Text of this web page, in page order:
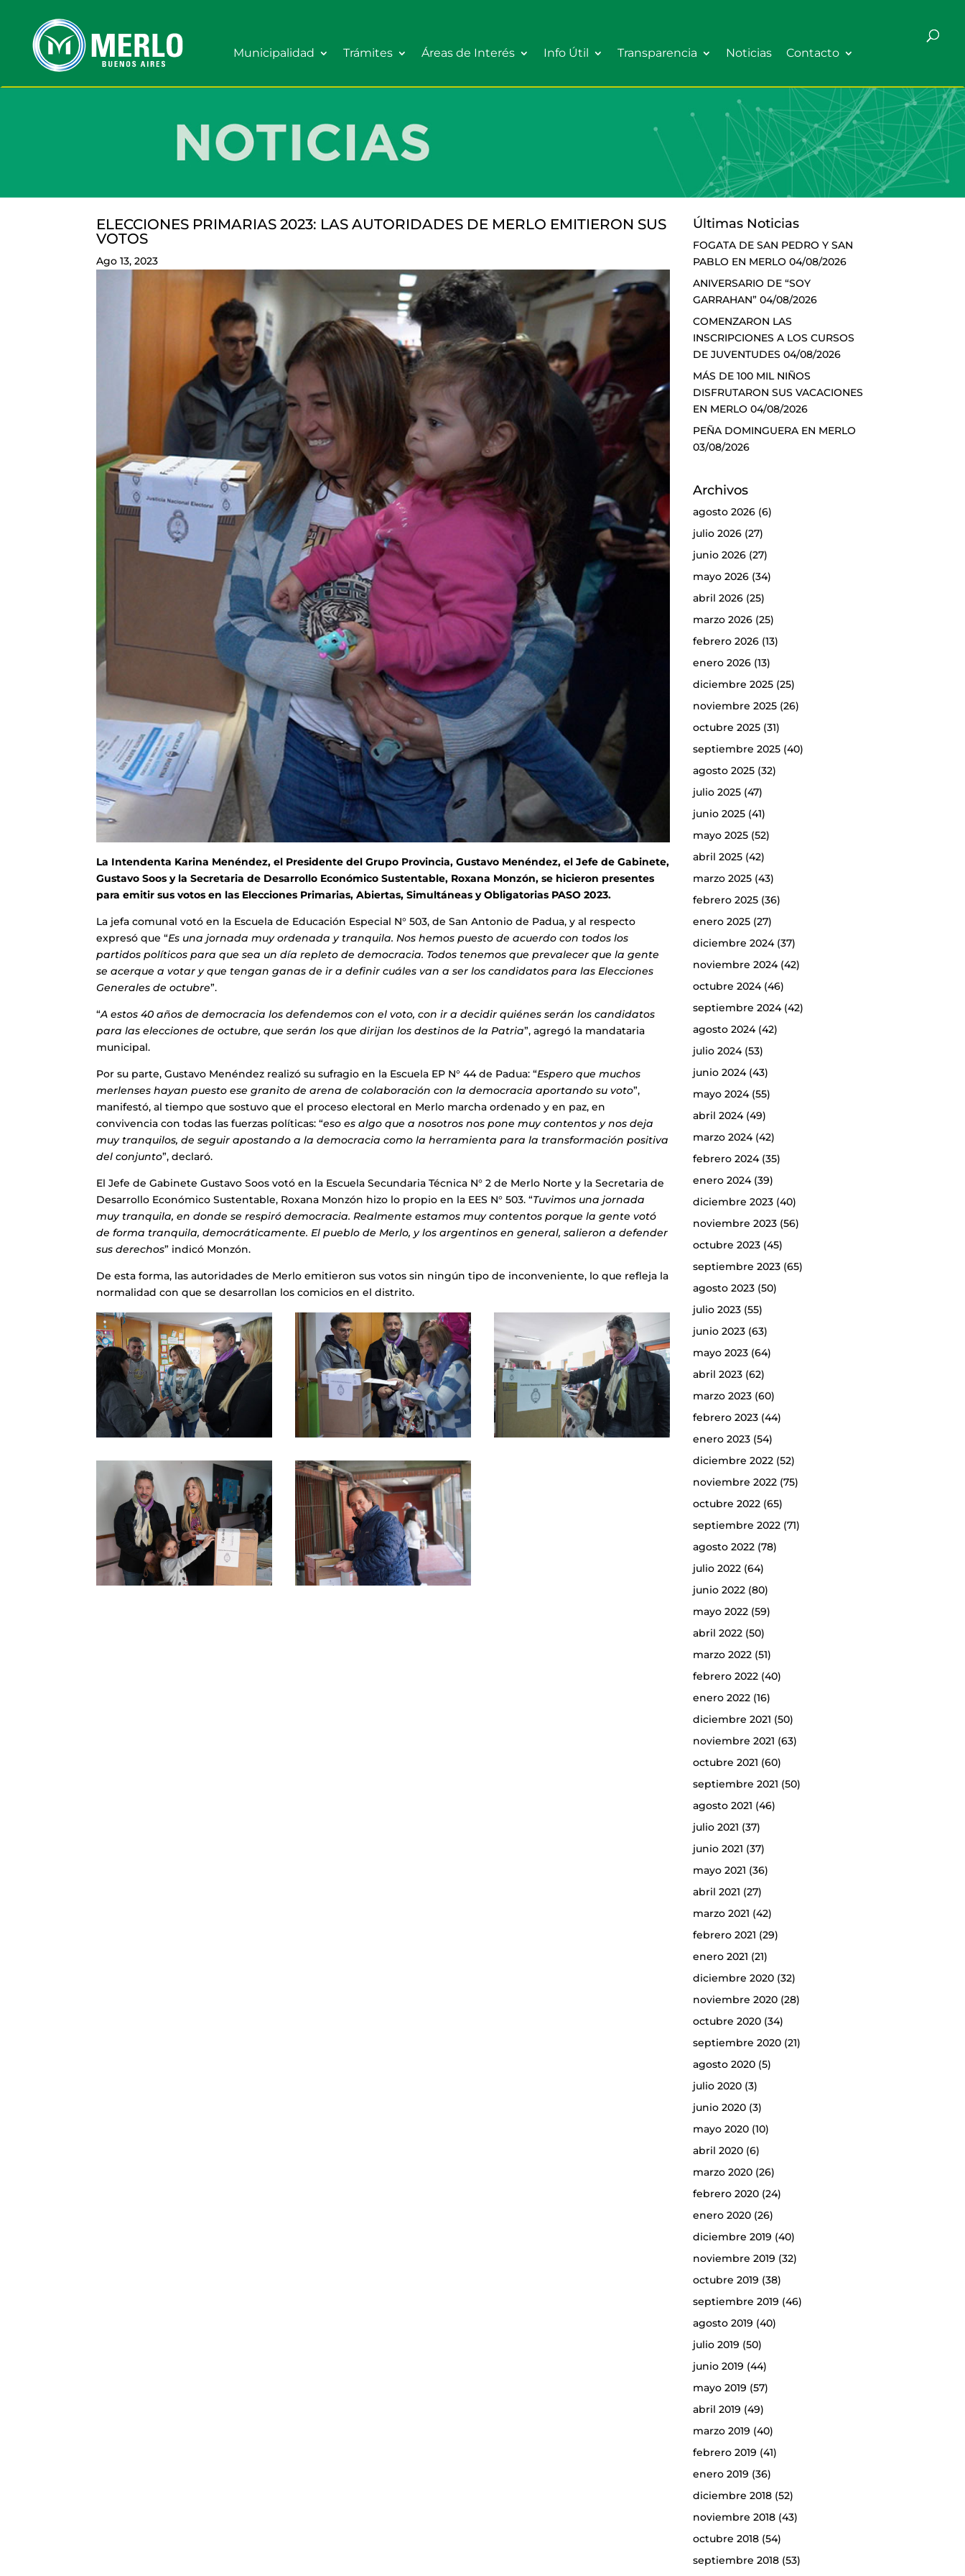
Municipalidad Trámites Áreas de Interés Info Útil Transparencia Noticias Contacto
ELECCIONES PRIMARIAS 2023: LAS AUTORIDADES DE MERLO EMITIERON SUS
VOTOS
Ago 13, 2023
La Intendenta Karina Menéndez, el Presidente del Grupo Provincia, Gustavo Menéndez, el Jefe de Gabinete,
Gustavo Soos y la Secretaria de Desarrollo Económico Sustentable, Roxana Monzón, se hicieron presentes
para emitir sus votos en las Elecciones Primarias, Abiertas, Simultáneas y Obligatorias PASO 2023.
La jefa comunal votó en la Escuela de Educación Especial N° 503, de San Antonio de Padua, y al respecto
expresó que “Es una jornada muy ordenada y tranquila. Nos hemos puesto de acuerdo con todos los
partidos políticos para que sea un día repleto de democracia. Todos tenemos que prevalecer que la gente
se acerque a votar y que tengan ganas de ir a definir cuáles van a ser los candidatos para las Elecciones
Generales de octubre”.
“A estos 40 años de democracia los defendemos con el voto, con ir a decidir quiénes serán los candidatos
para las elecciones de octubre, que serán los que dirijan los destinos de la Patria”, agregó la mandataria
municipal.
Por su parte, Gustavo Menéndez realizó su sufragio en la Escuela EP N° 44 de Padua: “Espero que muchos
merlenses hayan puesto ese granito de arena de colaboración con la democracia aportando su voto”,
manifestó, al tiempo que sostuvo que el proceso electoral en Merlo marcha ordenado y en paz, en
convivencia con todas las fuerzas políticas: “eso es algo que a nosotros nos pone muy contentos y nos deja
muy tranquilos, de seguir apostando a la democracia como la herramienta para la transformación positiva
del conjunto”, declaró.
El Jefe de Gabinete Gustavo Soos votó en la Escuela Secundaria Técnica N° 2 de Merlo Norte y la Secretaria de
Desarrollo Económico Sustentable, Roxana Monzón hizo lo propio en la EES N° 503. “Tuvimos una jornada
muy tranquila, en donde se respiró democracia. Realmente estamos muy contentos porque la gente votó
de forma tranquila, democráticamente. El pueblo de Merlo, y los argentinos en general, salieron a defender
sus derechos” indicó Monzón.
De esta forma, las autoridades de Merlo emitieron sus votos sin ningún tipo de inconveniente, lo que refleja la
normalidad con que se desarrollan los comicios en el distrito.
Últimas Noticias
FOGATA DE SAN PEDRO Y SAN
PABLO EN MERLO 04/08/2026
ANIVERSARIO DE “SOY
GARRAHAN” 04/08/2026
COMENZARON LAS
INSCRIPCIONES A LOS CURSOS
DE JUVENTUDES 04/08/2026
MÁS DE 100 MIL NIÑOS
DISFRUTARON SUS VACACIONES
EN MERLO 04/08/2026
PEÑA DOMINGUERA EN MERLO
03/08/2026
Archivos
agosto 2026(6)
julio 2026(27)
junio 2026(27)
mayo 2026(34)
abril 2026(25)
marzo 2026(25)
febrero 2026(13)
enero 2026(13)
diciembre 2025(25)
noviembre 2025(26)
octubre 2025(31)
septiembre 2025(40)
agosto 2025(32)
julio 2025(47)
junio 2025(41)
mayo 2025(52)
abril 2025(42)
marzo 2025(43)
febrero 2025(36)
enero 2025(27)
diciembre 2024(37)
noviembre 2024(42)
octubre 2024(46)
septiembre 2024(42)
agosto 2024(42)
julio 2024(53)
junio 2024(43)
mayo 2024(55)
abril 2024(49)
marzo 2024(42)
febrero 2024(35)
enero 2024(39)
diciembre 2023(40)
noviembre 2023(56)
octubre 2023(45)
septiembre 2023(65)
agosto 2023(50)
julio 2023(55)
junio 2023(63)
mayo 2023(64)
abril 2023(62)
marzo 2023(60)
febrero 2023(44)
enero 2023(54)
diciembre 2022(52)
noviembre 2022(75)
octubre 2022(65)
septiembre 2022(71)
agosto 2022(78)
julio 2022(64)
junio 2022(80)
mayo 2022(59)
abril 2022(50)
marzo 2022(51)
febrero 2022(40)
enero 2022(16)
diciembre 2021 (50)
noviembre 2021 (63)
octubre 2021 (60)
septiembre 2021 (50)
agosto 2021 (46)
julio 2021 (37)
junio 2021 (37)
mayo 2021 (36)
abril 2021 (27)
marzo 2021 (42)
febrero 2021 (29)
enero 2021 (21)
diciembre 2020(32)
noviembre 2020(28)
octubre 2020(34)
septiembre 2020(21)
agosto 2020(5)
julio 2020(3)
junio 2020(3)
mayo 2020(10)
abril 2020(6)
marzo 2020(26)
febrero 2020(24)
enero 2020(26)
diciembre 2019 (40)
noviembre 2019 (32)
octubre 2019 (38)
septiembre 2019 (46)
agosto 2019 (40)
julio 2019 (50)
junio 2019 (44)
mayo 2019 (57)
abril 2019 (49)
marzo 2019 (40)
febrero 2019 (41)
enero 2019 (36)
diciembre 2018(52)
noviembre 2018(43)
octubre 2018(54)
septiembre 2018(53)